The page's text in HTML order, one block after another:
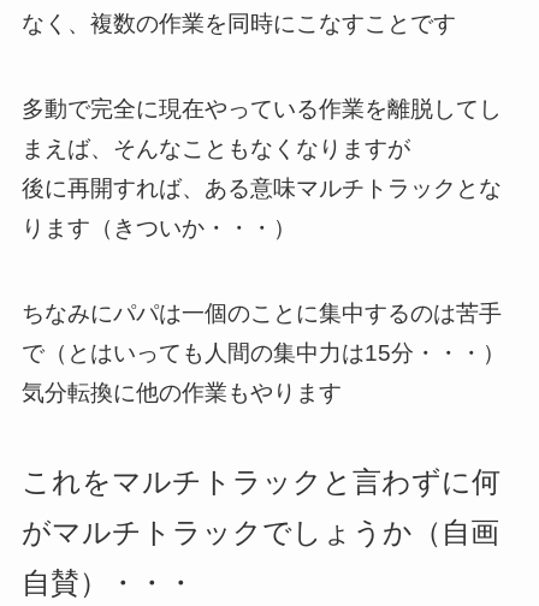
なく、複数の作業を同時にこなすことです
多動で完全に現在やっている作業を離脱してし
まえば、そんなこともなくなりますが
後に再開すれば、ある意味マルチトラックとな
ります（きついか・・・）
ちなみにパパは一個のことに集中するのは苦手
で（とはいっても人間の集中力は15分・・・）
気分転換に他の作業もやります
これをマルチトラックと言わずに何
がマルチトラックでしょうか（自画
自賛）・・・